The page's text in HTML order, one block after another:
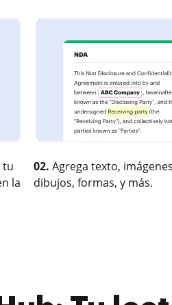
tu
la
02. Agrega texto,
dibujos, formas, y más.